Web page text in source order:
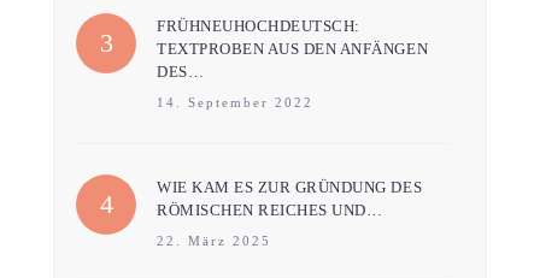
FRÜHNEUHOCHDEUTSCH:
TEXTPROBEN AUS DEN ANFÄNGEN
DES…
14. September 2022
WIE KAM ES ZUR GRÜNDUNG DES
RÖMISCHEN REICHES UND…
22. März 2025